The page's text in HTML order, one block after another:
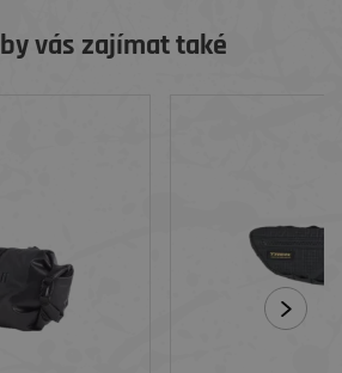
vás zajímat také